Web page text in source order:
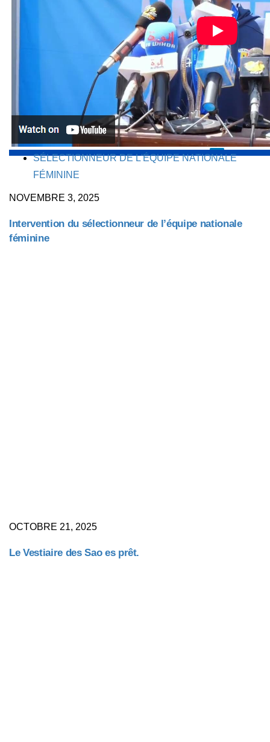
TAGSSÉLECTIONNEUR DE L'ÉQUIPE NATIONALE
FÉMININE
NOVEMBRE 3, 2025
Intervention du sélectionneur de l’équipe nationale
féminine
OCTOBRE 21, 2025
Le Vestiaire des Sao es prêt.